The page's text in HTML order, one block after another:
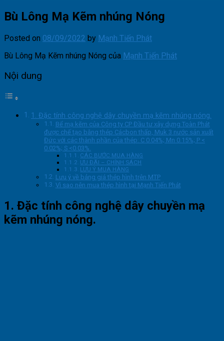
Bù Lông Mạ Kẽm nhúng Nóng
Posted on 08/09/2022 by Mạnh Tiến Phát
Bù Lông Mạ Kẽm nhúng Nóng của Mạnh Tiến Phát
Nội dung
1. Đặc tính công nghệ dây chuyền mạ kẽm nhúng nóng.
Bể mạ kẽm của Công ty CP Đầu tư xây dựng Toàn Phát
được chế tạo bằng thép Cácbon thấp, Muk 3 nước sản xuất
Đức với các thành phần của thép: C 0.04%; Mn 0.15%; P <
0.02%; S <0.03%.
CÁC BƯỚC MUA HÀNG
ƯU ĐÃI – CHÍNH SÁCH
LƯU Ý MUA HÀNG
Lưu ý về bảng giá thép hình trên MTP
Vì sao nên mua thép hình tại Mạnh Tiến Phát
1. Đặc tính công nghệ dây chuyền mạ
kẽm nhúng nóng.